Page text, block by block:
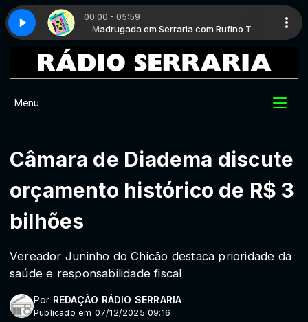
00:00 - 05:59
Rufino T Madrugada em Serraria com Rufino T
Hits 80 - Parte 1
Menu
Câmara de Diadema discute
orçamento histórico de R$ 3
bilhões
Vereador Juninho do Chicão destaca prioridade da
saúde e responsabilidade fiscal
Por REDAÇÃO RÁDIO SERRARIA
Publicado em 07/12/2025 09:16